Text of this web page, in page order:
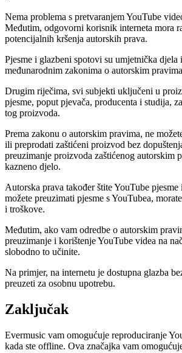
Nema problema s pretvaranjem YouTube
Međutim, odgovorni korisnik interneta mora
potencijalnih kršenja autorskih prava.
Pjesme i glazbeni spotovi su umjetnička djela
međunarodnim zakonima o autorskim
Drugim riječima, svi subjekti uključeni u
pjesme, poput pjevača, producenta i studija,
tog proizvoda.
Prema zakonu o autorskim pravima, ne
ili preprodati zaštićeni proizvod bez
preuzimanje proizvoda zaštićenog autorskim
kazneno djelo.
Autorska prava također štite YouTube
možete preuzimati pjesme s YouTubea,
i troškove.
Međutim, ako vam odredbe o autorskim
preuzimanje i korištenje YouTube videa na
slobodno to učinite.
Na primjer, na internetu je dostupna glazba
preuzeti za osobnu upotrebu.
Zaključak
Evermusic vam omogućuje reproduciranje
kada ste offline. Ova značajka vam